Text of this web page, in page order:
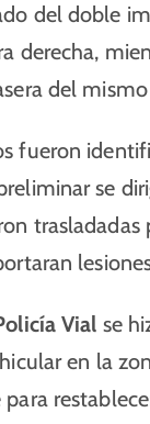
del doble
derecha,
del
fueron
se
Vial se
en la